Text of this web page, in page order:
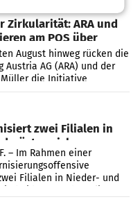
Zirkularität: ARA und
am POS über
August hinweg rücken die
AG (ARA) und der
die Initiative
in allen österreichischen
zwei Filialen in
– Im Rahmen einer
Filialen in Nieder- und